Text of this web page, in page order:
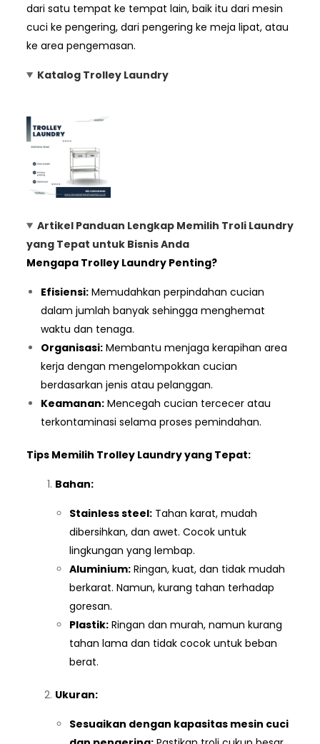
dari satu tempat ke tempat lain, baik itu dari mesin
cuci ke pengering, dari pengering ke meja lipat, atau
ke area pengemasan.
Katalog Trolley Laundry
Artikel Panduan Lengkap Memilih Troli Laundry
yang Tepat untuk Bisnis Anda
Mengapa Trolley Laundry Penting?
Efisiensi: Memudahkan perpindahan cucian
dalam jumlah banyak sehingga menghemat
waktu dan tenaga.
Organisasi: Membantu menjaga kerapihan area
kerja dengan mengelompokkan cucian
berdasarkan jenis atau pelanggan.
Keamanan: Mencegah cucian tercecer atau
terkontaminasi selama proses pemindahan.
Tips Memilih Trolley Laundry yang Tepat:
Bahan:
Stainless steel: Tahan karat, mudah
dibersihkan, dan awet. Cocok untuk
lingkungan yang lembap.
Aluminium: Ringan, kuat, dan tidak mudah
berkarat. Namun, kurang tahan terhadap
goresan.
Plastik: Ringan dan murah, namun kurang
tahan lama dan tidak cocok untuk beban
berat.
Ukuran:
Sesuaikan dengan kapasitas mesin cuci